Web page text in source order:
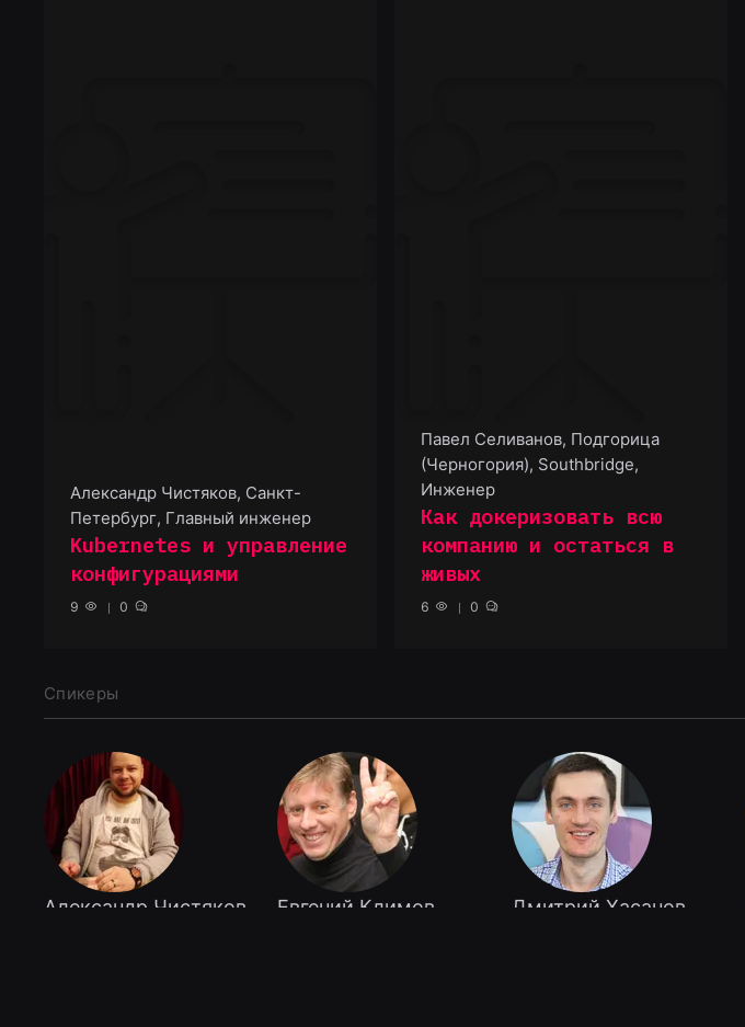
Александр Чистяков, Санкт-
Петербург, Главный инженер
Kubernetes и управление
конфигурациями
9 0
Павел Селиванов, Подгорица
(Черногория), Southbridge,
Инженер
Как докеризовать всю
компанию и остаться в
живых
6 0
Спикеры
Александр Чистяков Евгений Климов Дмитрий Хасанов